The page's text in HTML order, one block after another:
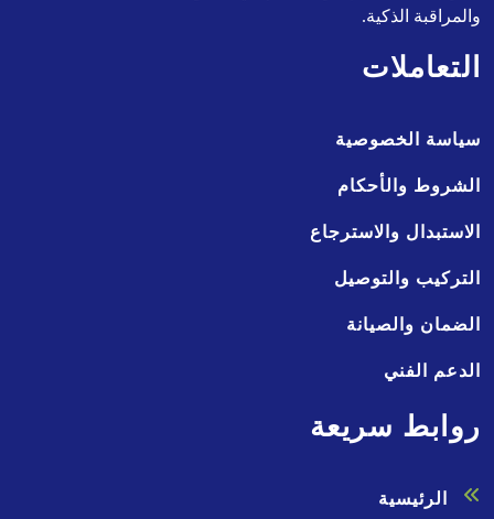
والمراقبة الذكية.
التعاملات
سياسة الخصوصية
الشروط والأحكام
الاستبدال والاسترجاع
التركيب والتوصيل
الضمان والصيانة
الدعم الفني
روابط سريعة
الرئيسية